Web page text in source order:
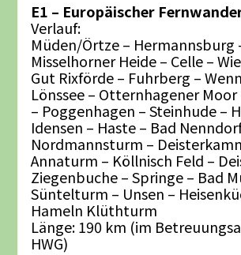
E1 – Europäischer
Verlauf:
Müden/Örtze – Hermannsburg
Misselhorner Heide – Celle –
Gut Rixförde – Fuhrberg –
Lönssee – Otternhagener
– Poggenhagen – Steinhude –
Idensen – Haste – Bad
Nordmannsturm –
Annaturm – Köllnisch Feld –
Ziegenbuche – Springe – Bad
Süntelturm – Unsen –
Hameln Klüthturm
Länge: 190 km (im
HWG)